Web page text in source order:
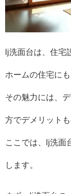
lj洗面台は、住宅
ホームの住宅に
その魅力には、
方でデメリットも
ここでは、lj洗面
します。